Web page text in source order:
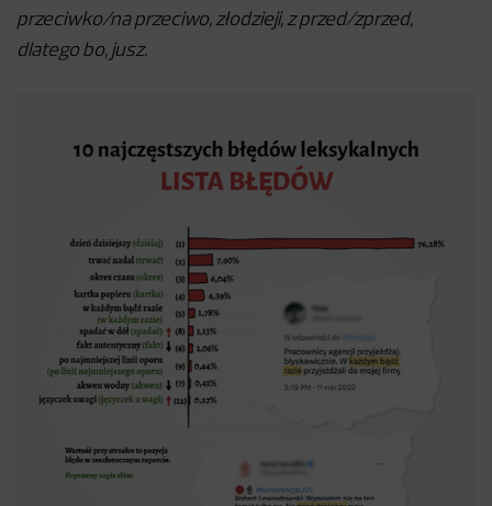
przeciwko/na przeciwo, złodzieji, z przed/zprzed,
dlatego bo, jusz.